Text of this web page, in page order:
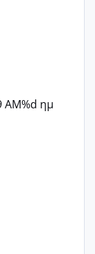
AM%d ημ